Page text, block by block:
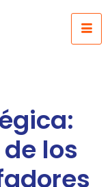
los